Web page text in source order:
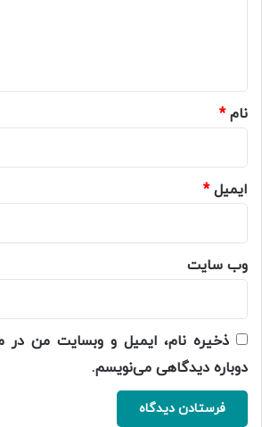
نام*
ایمیل*
وب‌ سایت
ذخیره نام، ایمیل و وبسایت من در
دوباره دیدگاهی می‌نویسم.